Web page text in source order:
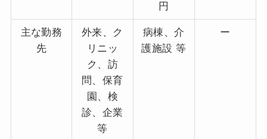
円
主な勤務
先
外来、ク
リニッ
ク、訪
問、保育
園、検
診、企業
等
病棟、介
護施設 等
ー